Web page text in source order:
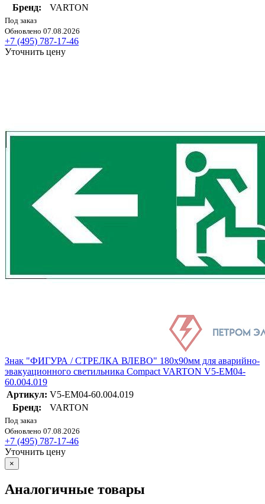
Бренд:
VARTON
Под заказ
Обновлено 07.08.2026
+7 (495) 787-17-46
Уточнить цену
Знак "ФИГУРА / СТРЕЛКА ВЛЕВО" 180х90мм для аварийно-
эвакуационного светильника Compact VARTON V5-EM04-
60.004.019
Артикул: V5-EM04-60.004.019
Бренд:
VARTON
Под заказ
Обновлено 07.08.2026
+7 (495) 787-17-46
Уточнить цену
×
Аналогичные товары